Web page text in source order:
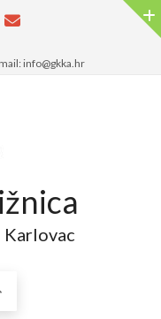
info@gkka.hr
Karlovac